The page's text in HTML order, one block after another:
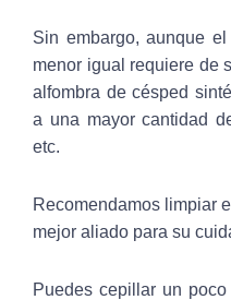
Sin embargo, aunque
menor igual requiere de
alfombra de césped
a una mayor cantidad
etc.
Recomendamos limpiar
mejor aliado para su
Puedes cepillar un